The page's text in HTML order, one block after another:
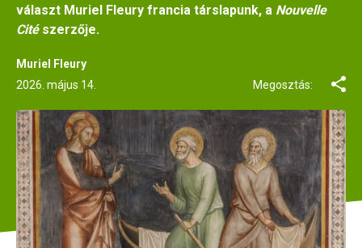
választ Muriel Fleury francia társlapunk, a Nouvelle
Citészerzője.
Muriel Fleury
2026. május 14.
Megosztás: